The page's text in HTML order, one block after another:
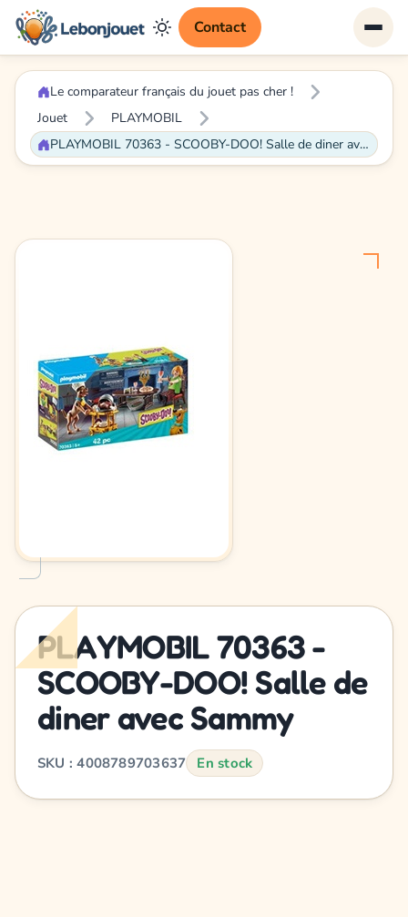
Contact
Le comparateur français du jouet pas cher !
Jouet
PLAYMOBIL
PLAYMOBIL 70363 - SCOOBY-DOO! Salle de diner avec Sammy
PLAYMOBIL 70363 -
SCOOBY-DOO! Salle de
diner avec Sammy
SKU : 4008789703637 En stock